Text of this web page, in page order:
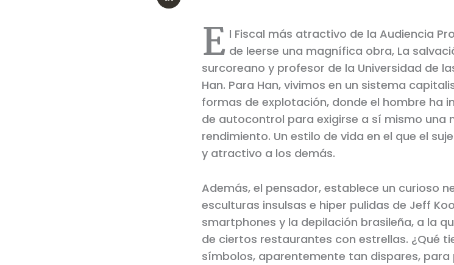
E l Fiscal más atractivo de la Audiencia
de leerse una magnífica obra, La
surcoreano y profesor de la Universidad de
Han. Para Han, vivimos en un sistema
formas de explotación, donde el hombre ha
de autocontrol para exigirse a sí mismo una
rendimiento. Un estilo de vida en el que el
y atractivo a los demás.
Además, el pensador, establece un curioso
esculturas insulsas e hiper pulidas de Jeff
smartphones y la depilación brasileña, a la
de ciertos restaurantes con estrellas. ¿Qué
símbolos, aparentemente tan dispares,